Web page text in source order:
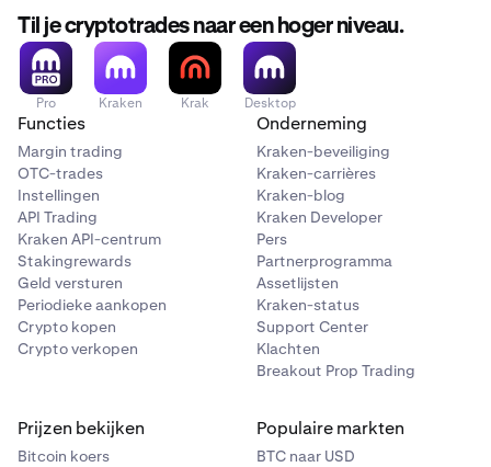
Operationeel risico: Technische problemen, uitval
van exchanges of wallet-storingen kunnen de
toegang tot geld verhinderen.
Risico op scams
: Frauduleuze projecten of
Ponzifraude kunnen leiden tot volledig verlies van je
belegging.
Technologisch risico
: Bugs of fouten in
blockchaintechnologie kunnen de functionaliteit of
waarde van een cryptocurrency ondermijnen.
Risico voor de tegenpartij : Als een crypto-exchange
of -platform failliet gaat of gehackt wordt, kun je de
toegang tot je geld verliezen.
: Kwetsbaarheden of bugs in
leiden tot geldverlies of contractbreuk.
Til je cryptotrades naar een hoger niveau.
Pro Kraken Krak Desktop
Functies
Margin trading
OTC-trades
Instellingen
API Trading
Kraken API-centrum
Stakingrewards
Geld versturen
Periodieke aankopen
Crypto kopen
Crypto verkopen
Onderneming
Kraken-beveiliging
Kraken-carrières
Kraken-blog
Kraken Developer
Pers
Partnerprogramma
Assetlijsten
Kraken-status
Support Center
Klachten
Breakout Prop Trading
Prijzen bekijken
Bitcoin koers
Populaire markten
BTC naar USD